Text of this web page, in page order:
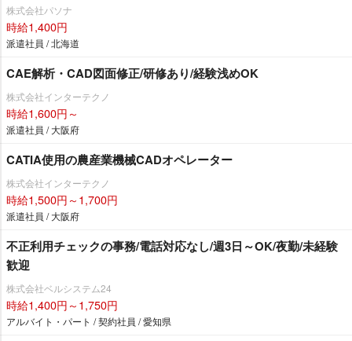
株式会社パソナ
時給1,400円
派遣社員 / 北海道
CAE解析・CAD図面修正/研修あり/経験浅めOK
株式会社インターテクノ
時給1,600円～
派遣社員 / 大阪府
CATIA使用の農産業機械CADオペレーター
株式会社インターテクノ
時給1,500円～1,700円
派遣社員 / 大阪府
不正利用チェックの事務/電話対応なし/週3日～OK/夜勤/未経験
歓迎
株式会社ベルシステム24
時給1,400円～1,750円
アルバイト・パート / 契約社員 / 愛知県